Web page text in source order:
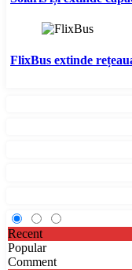
FlixBus extinde
Recent
Popular
Comment